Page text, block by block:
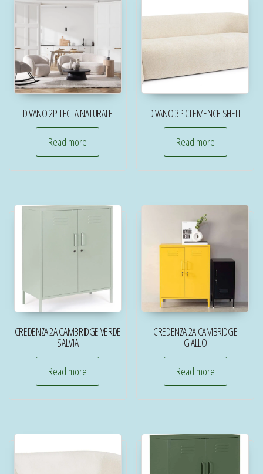
DIVANO 2P TECLA NATURALE
Read more
DIVANO 3P CLEMENCE SHELL
Read more
CREDENZA 2A CAMBRIDGE VERDE
SALVIA
Read more
CREDENZA 2A CAMBRIDGE
GIALLO
Read more